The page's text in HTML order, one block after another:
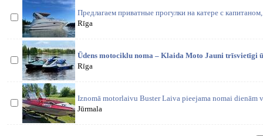
Предлагаем приватные прогулки на катере с
Rīga
Ūdens motociklu noma – Klaida Moto Jauni trīsvietīgi
Rīga
Iznomā motorlaivu Buster Laiva pieejama nomai dienām
Jūrmala